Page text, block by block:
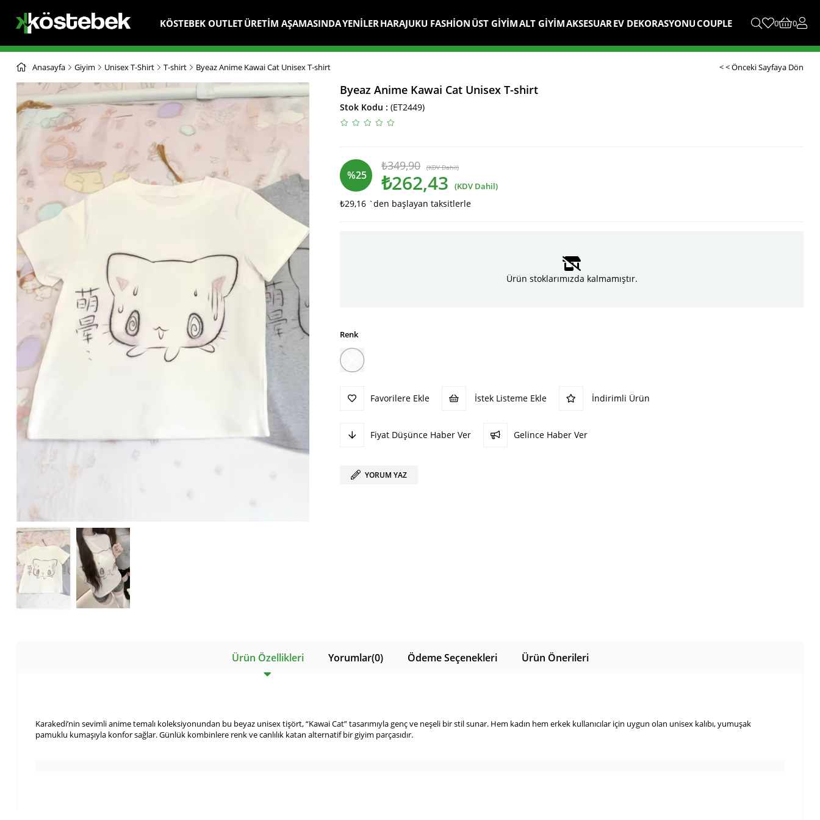
KÖSTEBEK OUTLETÜRETİM AŞAMASINDAYENİLER HARAJUKU FASHİON ÜST GİYİMALT GİYİMAKSESUAR EV DEKORASYONUCOUPLE 0 0
Anasayfa Giyim Unisex T-Shirt T-shirt Byeaz Anime Kawai Cat Unisex T-shirt < < Önceki Sayfaya Dön
Byeaz Anime Kawai Cat Unisex T-shirt
Stok Kodu (ET2449)
%25
İndirim
₺349,90 (KDV Dahil)
₺262,43 (KDV Dahil)
₺29,16 `den başlayan taksitlerle
Ürün stoklarımızda kalmamıştır.
Renk
Favorilere Ekle İstek Listeme Ekle İndirimli Ürün
Fiyat Düşünce Haber Ver Gelince Haber Ver
YORUM YAZ
Ürün Özellikleri Yorumlar(0) Ödeme Seçenekleri Ürün Önerileri
Karakedi’nin sevimli anime temalı koleksiyonundan bu beyaz unisex tişört, “Kawai Cat” tasarımıyla genç ve neşeli bir stil sunar. Hem kadın hem erkek kullanıcılar için uygun olan unisex kalıbı, yumuşak
pamuklu kumaşıyla konfor sağlar. Günlük kombinlere renk ve canlılık katan alternatif bir giyim parçasıdır.